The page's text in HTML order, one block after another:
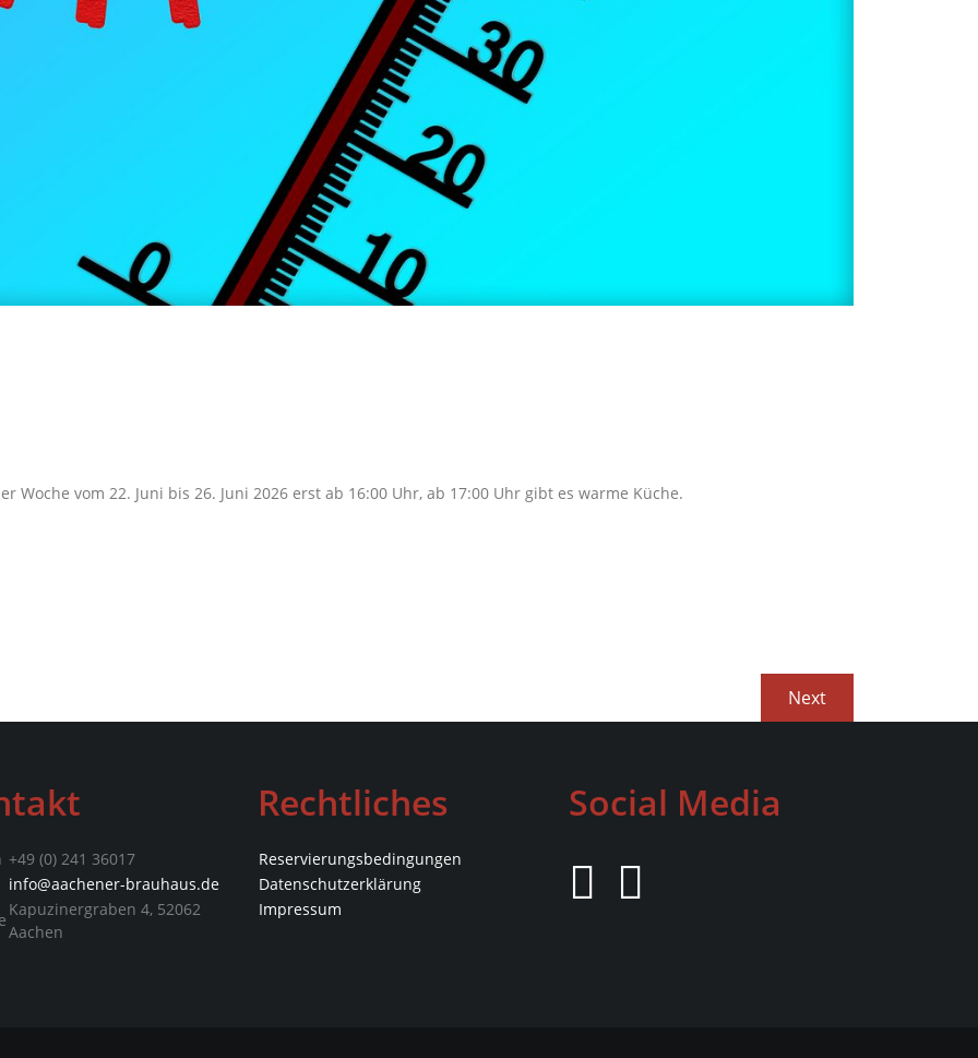
vom 22. Juni bis 26. Juni 2026 erst ab 16:00 Uhr, ab 17:00 Uhr gibt es warme Küche.
NextNext
post:
+49 (0) 241 36017
info@aachener-brauhaus.de
Kapuzinergraben 4, 52062
Aachen
Rechtliches
Reservierungsbedingungen
Datenschutz­erklärung
Impressum
Social Media